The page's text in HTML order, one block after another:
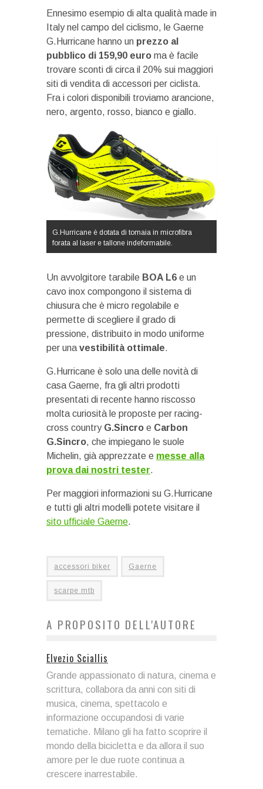
Ennesimo esempio di alta qualità made in
Italy nel campo del ciclismo, le Gaerne
G.Hurricane hanno un prezzo al
pubblico di 159,90 euro ma è facile
trovare sconti di circa il 20% sui maggiori
siti di vendita di accessori per ciclista.
Fra i colori disponibili troviamo arancione,
nero, argento, rosso, bianco e giallo.
G.Hurricane è dotata di tomaia in microfibra
forata al laser e tallone indeformabile.
Un avvolgitore tarabile BOA L6 e un
cavo inox compongono il sistema di
chiusura che è micro regolabile e
permette di scegliere il grado di
pressione, distribuito in modo uniforme
per una vestibilità ottimale.
G.Hurricane è solo una delle novità di
casa Gaerne, fra gli altri prodotti
presentati di recente hanno riscosso
molta curiosità le proposte per racing-
cross country G.Sincro e Carbon
G.Sincro, che impiegano le suole
Michelin, già apprezzate e messe alla
prova dai nostri tester.
Per maggiori informazioni su G.Hurricane
e tutti gli altri modelli potete visitare il
sito ufficiale Gaerne.
accessori biker Gaerne
scarpe mtb
A PROPOSITO DELL'AUTORE
Elvezio Sciallis
Grande appassionato di natura, cinema e
scrittura, collabora da anni con siti di
musica, cinema, spettacolo e
informazione occupandosi di varie
tematiche. Milano gli ha fatto scoprire il
mondo della bicicletta e da allora il suo
amore per le due ruote continua a
crescere inarrestabile.